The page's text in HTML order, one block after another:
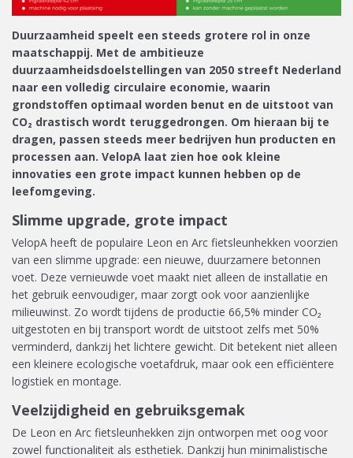
Duurzaamheid speelt een steeds grotere rol in onze
maatschappij. Met de ambitieuze
duurzaamheidsdoelstellingen van 2050 streeft Nederland
naar een volledig circulaire economie, waarin
grondstoffen optimaal worden benut en de uitstoot van
CO₂ drastisch wordt teruggedrongen. Om hieraan bij te
dragen, passen steeds meer bedrijven hun producten en
processen aan. VelopA laat zien hoe ook kleine
innovaties een grote impact kunnen hebben op de
leefomgeving.
Slimme upgrade, grote impact
VelopA heeft de populaire Leon en Arc fietsleunhekken voorzien
van een slimme upgrade: een nieuwe, duurzamere betonnen
voet. Deze vernieuwde voet maakt niet alleen de installatie en
het gebruik eenvoudiger, maar zorgt ook voor aanzienlijke
milieuwinst. Zo wordt tijdens de productie 66,5% minder CO₂
uitgestoten en bij transport wordt de uitstoot zelfs met 50%
verminderd, dankzij het lichtere gewicht. Dit betekent niet alleen
een kleinere ecologische voetafdruk, maar ook een efficiëntere
logistiek en montage.
Veelzijdigheid en gebruiksgemak
De Leon en Arc fietsleunhekken zijn ontworpen met oog voor
zowel functionaliteit als esthetiek. Dankzij hun minimalistische